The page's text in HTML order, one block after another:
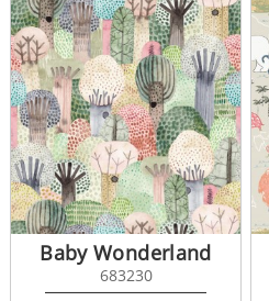
Rose And Nino 29699203
Baby Wonderland
683230